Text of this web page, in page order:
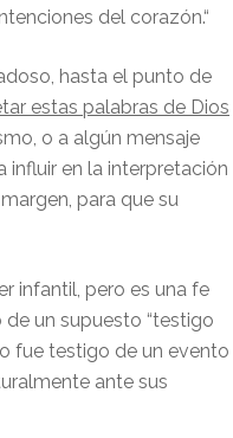
del corazón.“
hasta el punto de
estas palabras de Dios
o a algún mensaje
influir en la interpretación
para que su
infantil, pero es una fe
un supuesto “testigo
fue testigo de un evento
ante sus